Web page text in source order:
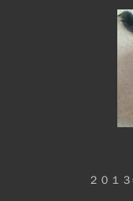
２０１